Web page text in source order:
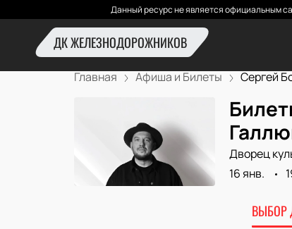
Данный ресурс не является официальным
ДК ЖЕЛЕЗНОДОРОЖНИКОВ
Главная Афиша и Билеты Сергей
Дворец
16 янв.
ВЫБОР